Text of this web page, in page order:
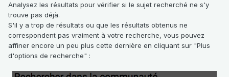
Analysez les résultats pour vérifier si le sujet recherché ne s'y
trouve pas déjà.
S'il y a trop de résultats ou que les résultats obtenus ne
correspondent pas vraiment à votre recherche, vous pouvez
affiner encore un peu plus cette dernière en cliquant sur "Plus
d'options de recherche" :